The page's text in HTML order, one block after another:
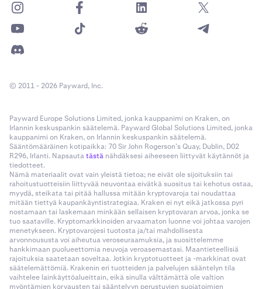
© 2011 - 2026 Payward, Inc.
Payward Europe Solutions Limited, jonka kauppanimi on Kraken, on
Irlannin keskuspankin säätelemä. Payward Global Solutions Limited, jonka
kauppanimi on Kraken, on Irlannin keskuspankin säätelemä.
Sääntömääräinen kotipaikka: 70 Sir John Rogerson’s Quay, Dublin, D02
R296, Irlanti. Napsautatästä nähdäksesi aiheeseen liittyvät käytännöt ja
tiedotteet.
Nämä materiaalit ovat vain yleistä tietoa; ne eivät ole sijoituksiin tai
rahoitustuotteisiin liittyvää neuvontaa eivätkä suositus tai kehotus ostaa,
myydä, steikata tai pitää hallussa mitään kryptovaroja tai noudattaa
mitään tiettyä kaupankäyntistrategiaa. Kraken ei nyt eikä jatkossa pyri
nostamaan tai laskemaan minkään sellaisen kryptovaran arvoa, jonka se
tuo saataville. Kryptomarkkinoiden arvaamaton luonne voi johtaa varojen
menetykseen. Kryptovarojesi tuotosta ja/tai mahdollisesta
arvonnoususta voi aiheutua veroseuraamuksia, ja suosittelemme
hankkimaan puolueettomia neuvoja veroasemastasi. Maantieteellisiä
rajoituksia saatetaan soveltaa. Jotkin kryptotuotteet ja -markkinat ovat
säätelemättömiä. Krakenin eri tuotteiden ja palvelujen sääntelyn tila
vaihtelee lainkäyttöalueittain, eikä sinulla välttämättä ole valtion
myöntämien korvausten tai sääntelyyn perustuvien suojatoimien